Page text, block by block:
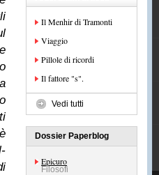
Il Menhir di Tramonti
Viaggio
Pillole di ricordi
Il fattore "s".
Vedi tutti
Dossier Paperblog
Epicuro
Filosofi